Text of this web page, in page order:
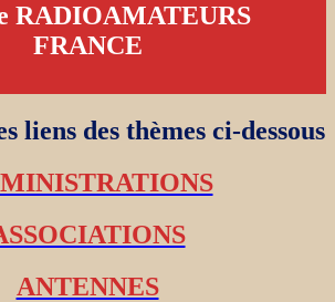
RADIOAMATEURS
FRANCE
liens des thèmes ci-dessous
ANTENNES